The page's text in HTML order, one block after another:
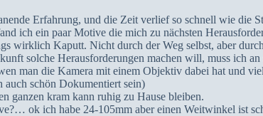
Erfahrung, und die Zeit verlief so schnell wie die
ich ein paar Motive die mich zu nächsten
wirklich Kaputt. Nicht durch der Weg selbst, aber
solche Herausforderungen machen will, muss ich
man die Kamera mit einem Objektiv dabei hat und
auch schön Dokumentiert sein)
ganzen kram kann ruhig zu Hause bleiben.
ok ich habe 24-105mm aber einen Weitwinkel ist